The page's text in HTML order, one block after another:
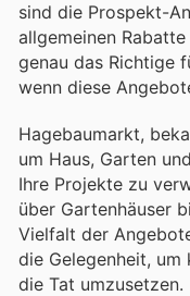
sind die Prospekt-
allgemeinen
genau das Richtige
wenn diese
Hagebaumarkt,
um Haus, Garten
Ihre Projekte zu
über Gartenhäuser
Vielfalt der
die Gelegenheit,
die Tat umzusetzen.